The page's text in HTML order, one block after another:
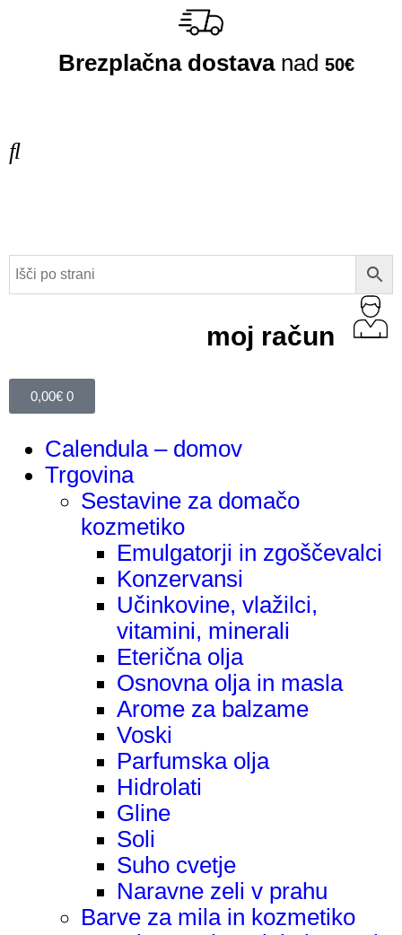
Brezplačna dostavanad 50€
moj račun
0,00€ 0
Calendula – domov
Trgovina
Sestavine za domačo
kozmetiko
Emulgatorji in zgoščevalci
Konzervansi
Učinkovine, vlažilci,
vitamini, minerali
Eterična olja
Osnovna olja in masla
Arome za balzame
Voski
Parfumska olja
Hidrolati
Gline
Soli
Suho cvetje
Naravne zeli v prahu
Barve za mila in kozmetiko